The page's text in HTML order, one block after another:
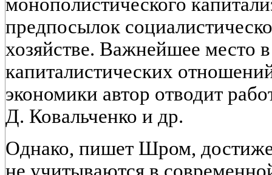
монополистического
предпосылок
хозяйстве. Важнейшее место
капиталистических
экономики автор отводит
Д. Ковальченко и др.
Однако, пишет Шром,